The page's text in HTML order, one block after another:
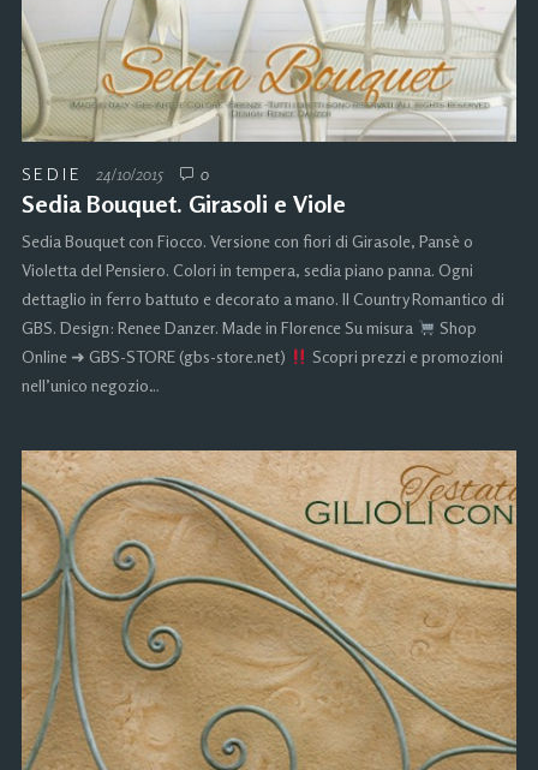
SEDIE 24/10/2015 0
Sedia Bouquet. Girasoli e Viole
Sedia Bouquet con Fiocco. Versione con fiori di Girasole, Pansè o
Violetta del Pensiero. Colori in tempera, sedia piano panna. Ogni
dettaglio in ferro battuto e decorato a mano. Il Country Romantico di
GBS. Design: Renee Danzer. Made in Florence Su misura
Shop
Online ➜ GBS-STORE (gbs-store.net)
Scopri prezzi e promozioni
nell’unico negozio…